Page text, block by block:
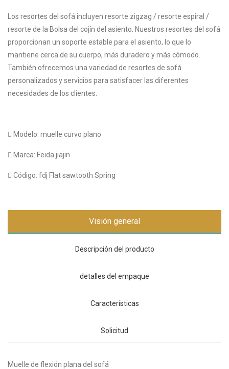
Los resortes del sofá incluyen resorte zigzag / resorte espiral /
resorte de la Bolsa del cojín del asiento. Nuestros resortes del sofá
proporcionan un soporte estable para el asiento, lo que lo
mantiene cerca de su cuerpo, más duradero y más cómodo.
También ofrecemos una variedad de resortes de sofá
personalizados y servicios para satisfacer las diferentes
necesidades de los clientes.
 Modelo: muelle curvo plano
 Marca: Feida jiajin
 Código: fdj Flat sawtooth Spring
Visión general
Descripción del producto
detalles del empaque
Características
Solicitud
Muelle de flexión plana del sofá